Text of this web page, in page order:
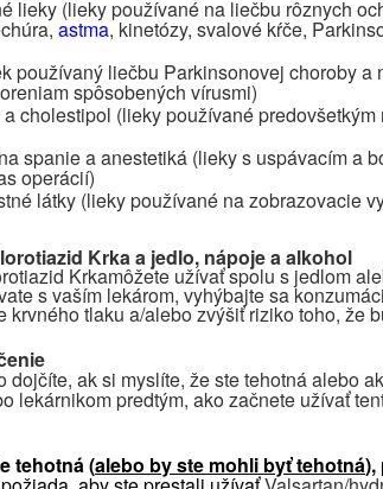
lieky (lieky používané na liečbu rôznych
astma, kinetózy, svalové kŕče,
používaný liečbu Parkinsonovej choroby
spôsobených vírusmi)
cholestipol (lieky používané
spanie a anestetiká (lieky s uspávacím a
operácií)
látky (lieky používané na zobrazovacie
Krka a jedlo, nápoje a alkohol
Krkamôžete užívať spolu s jedlom
s vaším lekárom, vyhýbajte sa
krvného tlaku a/alebo zvýšiť riziko toho, že
dojčíte, ak si myslíte, že ste tehotná alebo
lekárnikom predtým, ako začnete užívať
tehotná (alebo by ste mohli byť tehotná),